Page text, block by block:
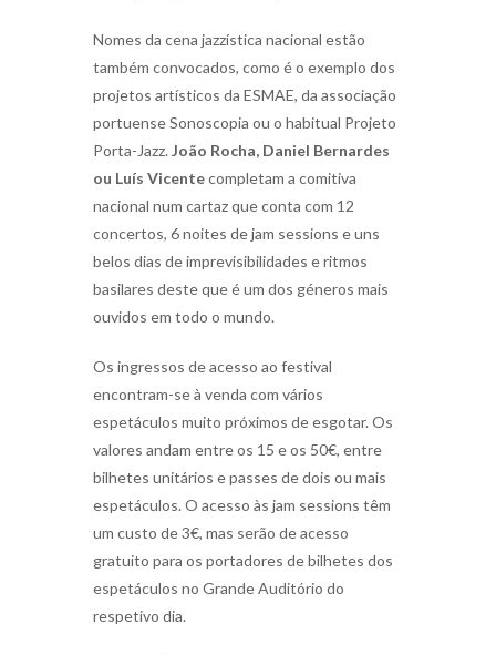
Nomes da cena jazzística nacional estão
também convocados, como é o exemplo dos
projetos artísticos da ESMAE, da associação
portuense Sonoscopia ou o habitual Projeto
Porta-Jazz. João Rocha, Daniel Bernardes
ou Luís Vicentecompletam a comitiva
nacional num cartaz que conta com 12
concertos, 6 noites de jam sessions e uns
belos dias de imprevisibilidades e ritmos
basilares deste que é um dos géneros mais
ouvidos em todo o mundo.
Os ingressos de acesso ao festival
encontram-se à venda com vários
espetáculos muito próximos de esgotar. Os
valores andam entre os 15 e os 50€, entre
bilhetes unitários e passes de dois ou mais
espetáculos. O acesso às jam sessions têm
um custo de 3€, mas serão de acesso
gratuito para os portadores de bilhetes dos
espetáculos no Grande Auditório do
respetivo dia.